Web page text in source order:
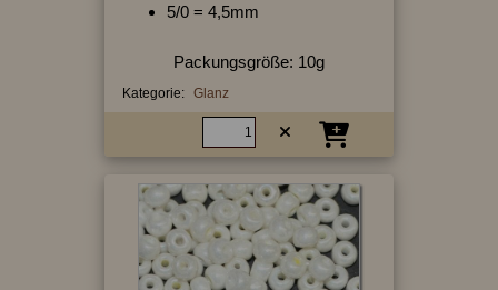
5/0 = 4,5mm
Packungsgröße: 10g
Kategorie: Glanz